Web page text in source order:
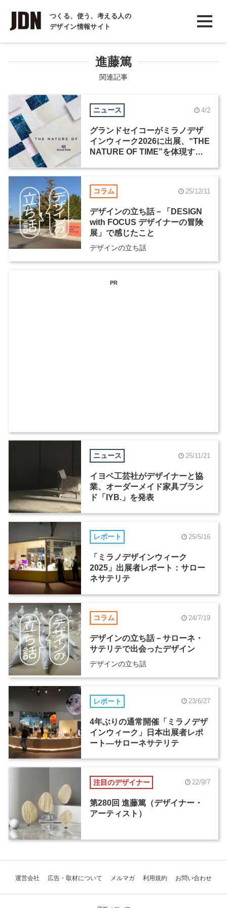
つくる、使う、考える人の
デザイン情報サイト
INTERVIEW
インタビュー
COLUMN
コラム
進藤篤
関連記事
ニュース 4/2
グランドセイコーがミラノデザ
インウィーク2026に出展、“THE
NATURE OF TIME”を体現する
コラム 25/12/11
デザインの立ち話－「DESIGN
with FOCUS デザイナーの冒険
展」で感じたこと
デザインの立ち話
PR
ニュース 25/11/21
イヨベ工芸社がデザイナーと協
業、オーダーメイド家具ブラン
ド「IYB.」を発表
レポート 25/5/16
「ミラノデザインウィーク
2025」出展者レポート：サロー
ネサテリテ
コラム 24/7/19
デザインの立ち話－サローネ・
サテリテで出会ったデザイン
デザインの立ち話
レポート 23/6/27
4年ぶりの通常開催「ミラノデザ
インウィーク」日本出展者レポ
ート―サローネサテリテ
注目のデザイナー 22/9/7
第280回 進藤篤（デザイナー・
アーティスト）
運営会社 広告・取材について メルマガ 利用規約 お問い合わせ